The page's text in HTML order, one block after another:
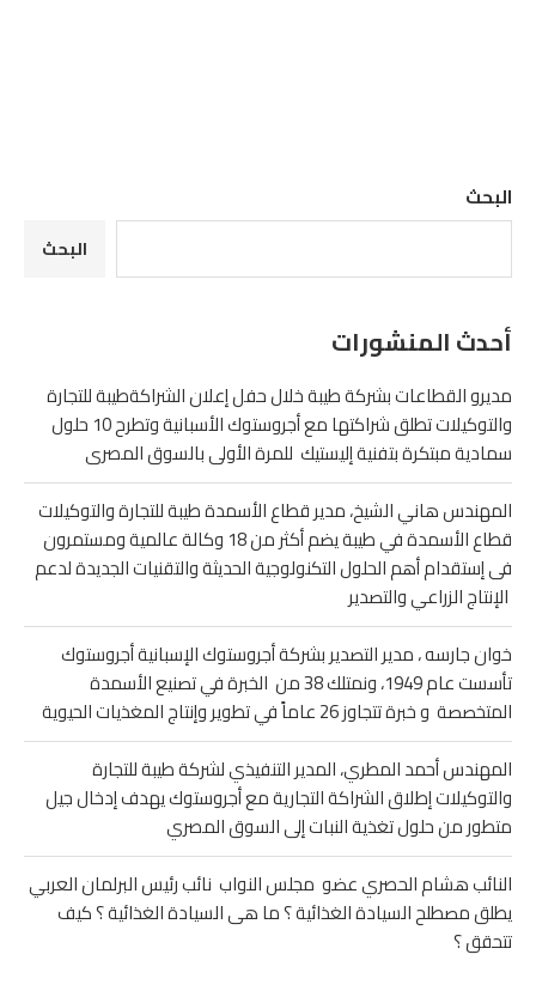
البحث
البحث
أحدث المنشورات
مديرو القطاعات بشركة طيبة خلال حفل إعلان الشراكةطيبة للتجارة
والتوكيلات تطلق شراكتها مع أجروستوك الأسبانية وتطرح 10 حلول
سمادية مبتكرة بتفنية إليستيك للمرة الأولى بالسوق المصرى
المهندس هاني الشيخ، مدير قطاع الأسمدة طيبة للتجارة والتوكيلات
قطاع الأسمدة في طيبة يضم أكثر من 18 وكالة عالمية ومستمرون
فى إستقدام أهم الحلول التكنولوجية الحديثة والتقنيات الجديدة لدعم
الإنتاج الزراعي والتصدير
خوان جارسه ، مدير التصدير بشركة أجروستوك الإسبانية أجروستوك
تأسست عام 1949، ونمتلك 38 من الخبرة في تصنيع الأسمدة
المتخصصة و خبرة تتجاوز 26 عاماً في تطوير وإنتاج المغذيات الحيوية
المهندس أحمد المطري، المدير التنفيذي لشركة طيبة للتجارة
والتوكيلات إطلاق الشراكة التجارية مع أجروستوك يهدف إدخال جيل
متطور من حلول تغذية النبات إلى السوق المصري
النائب هشام الحصري عضو مجلس النواب نائب رئيس البرلمان العربي
يطلق مصطلح السيادة الغذائية ؟ ما هى السيادة الغذائية ؟ كيف
تتحقق ؟